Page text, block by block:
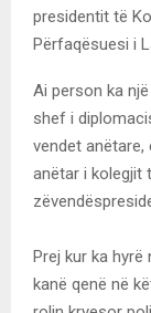
presidentit të
Përfaqësuesi i
Ai person ka
shef i
vendet
anëtar i kolegjit
Prej kur ka
kanë qenë në